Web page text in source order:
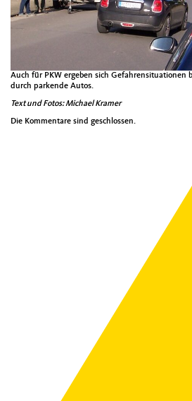
Auch für PKW ergeben sich Gefahrensituationen
durch parkende Autos.
Text und Fotos: Michael Kramer
Die Kommentare sind geschlossen.